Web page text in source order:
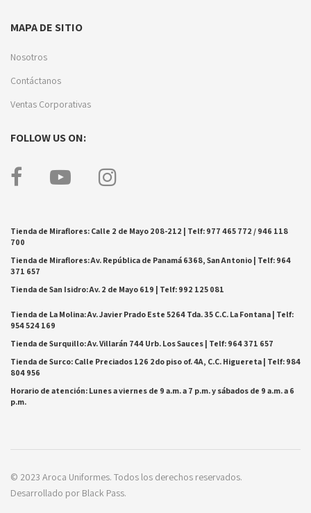
MAPA DE SITIO
Nosotros
Contáctanos
Ventas Corporativas
FOLLOW US ON:
Tienda de Miraflores: Calle 2 de Mayo 208-212 | Telf: 977 465 772 / 946 118
700
Tienda de Miraflores: Av. República de Panamá 6368, San Antonio | Telf: 964
371 657
Tienda de San Isidro: Av. 2 de Mayo 619 | Telf: 992 125 081
Tienda de La Molina: Av. Javier Prado Este 5264 Tda. 35 C.C. La Fontana | Telf:
954 524 169
Tienda de Surquillo: Av. Villarán 744 Urb. Los Sauces | Telf: 964 371 657
Tienda de Surco: Calle Preciados 126 2do piso of. 4A, C.C. Higuereta | Telf: 984
804 956
Horario de atención: Lunes a viernes de 9 a.m. a 7 p.m. y sábados de 9 a.m. a 6
p.m.
© 2023 Aroca Uniformes. Todos los derechos reservados.
Desarrollado por Black Pass.